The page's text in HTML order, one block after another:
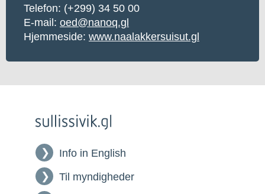
Telefon: (+299) 34 50 00
E-mail: oed@nanoq.gl
Hjemmeside: www.naalakkersuisut.gl
Info in English
Til myndigheder